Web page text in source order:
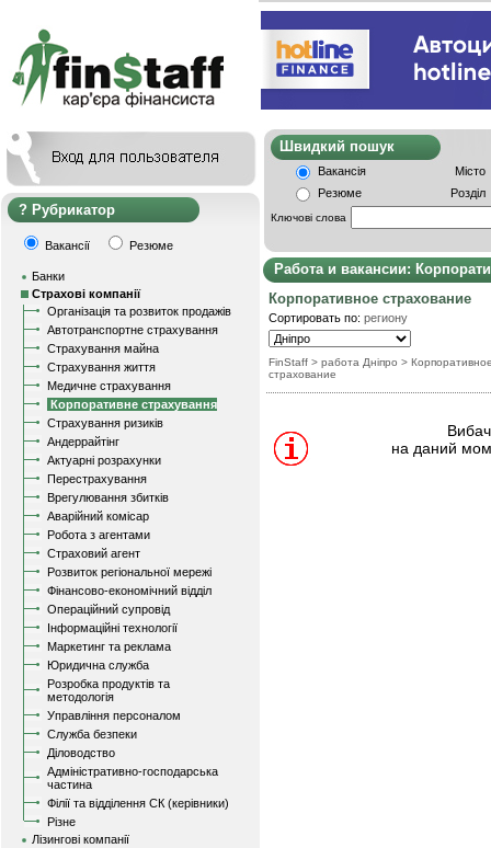
Рубрикатор
Вакансії Резюме
Банки
Страхові компанії
Організація та розвиток продажів
Автотранспортне страхування
Страхування майна
Страхування життя
Медичне страхування
Корпоративне страхування
Страхування ризиків
Андеррайтінг
Актуарні розрахунки
Перестрахування
Врегулювання збитків
Аварійний комісар
Робота з агентами
Страховий агент
Розвиток регіональної мережі
Фінансово-економічний відділ
Операційний супровід
Інформаційні технології
Маркетинг та реклама
Юридична служба
Розробка продуктів та
методологія
Управління персоналом
Служба безпеки
Діловодство
Адміністративно-господарська
частина
Філії та відділення СК (керівники)
Різне
Лізингові компанії
Швидкий
Вакансія
Місто
Резюме
Розділ
Ключові слова
Работа и вакансии:
Корпоративное страхование
Сортировать по: региону
FinStaff > работа Дніпро >
страхование
на даний